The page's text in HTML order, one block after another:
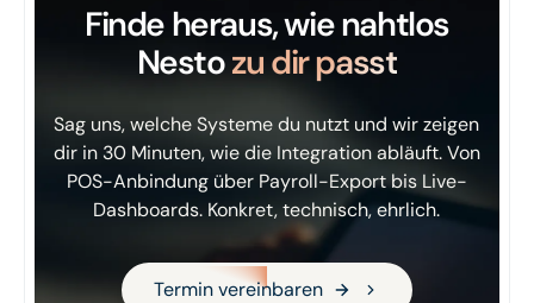
Finde heraus, wie nahtlos
Nestozu dir passt
Sag uns, welche Systeme du nutzt und wir zeigen
dir in 30 Minuten, wie die Integration abläuft. Von
POS-Anbindung über Payroll-Export bis Live-
Dashboards. Konkret, technisch, ehrlich.
Termin vereinbaren
Termin vereinbaren